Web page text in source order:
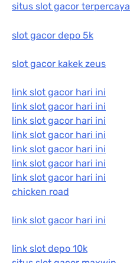
situs slot gacor terpercaya
slot gacor depo 5k
slot gacor kakek zeus
link slot gacor hari ini
link slot gacor hari ini
link slot gacor hari ini
link slot gacor hari ini
link slot gacor hari ini
link slot gacor hari ini
link slot gacor hari ini
chicken road
link slot gacor hari ini
link slot depo 10k